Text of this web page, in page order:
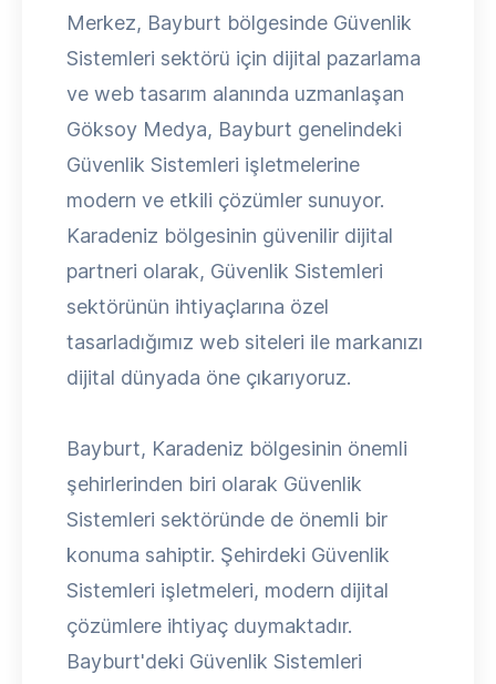
Merkez, Bayburt bölgesinde Güvenlik
Sistemleri sektörü için dijital pazarlama
ve web tasarım alanında uzmanlaşan
Göksoy Medya, Bayburt genelindeki
Güvenlik Sistemleri işletmelerine
modern ve etkili çözümler sunuyor.
Karadeniz bölgesinin güvenilir dijital
partneri olarak, Güvenlik Sistemleri
sektörünün ihtiyaçlarına özel
tasarladığımız web siteleri ile markanızı
dijital dünyada öne çıkarıyoruz.
Bayburt, Karadeniz bölgesinin önemli
şehirlerinden biri olarak Güvenlik
Sistemleri sektöründe de önemli bir
konuma sahiptir. Şehirdeki Güvenlik
Sistemleri işletmeleri, modern dijital
çözümlere ihtiyaç duymaktadır.
Bayburt'deki Güvenlik Sistemleri